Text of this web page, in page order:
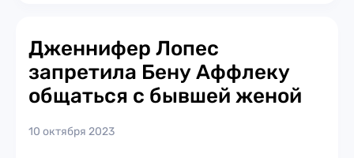
Дженнифер Лопес
запретила Бену Аффлеку
общаться с бывшей женой
10 октября 2023